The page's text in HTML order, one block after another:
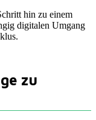
hin zu einem
digitalen Umgang
zu